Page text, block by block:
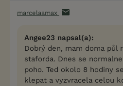
marcelaamax
Angee23 napsal(a):
Dobrý den, mam doma půl
staforda. Dnes se
poho. Ted okolo 8 hodiny
klepat a vyzvracela celou